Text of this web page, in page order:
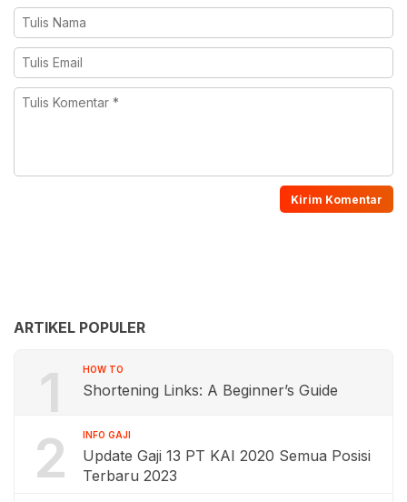
ARTIKEL POPULER
1 HOW TO
Shortening Links: A Beginner’s Guide
2 INFO GAJI
Update Gaji 13 PT KAI 2020 Semua Posisi
Terbaru 2023